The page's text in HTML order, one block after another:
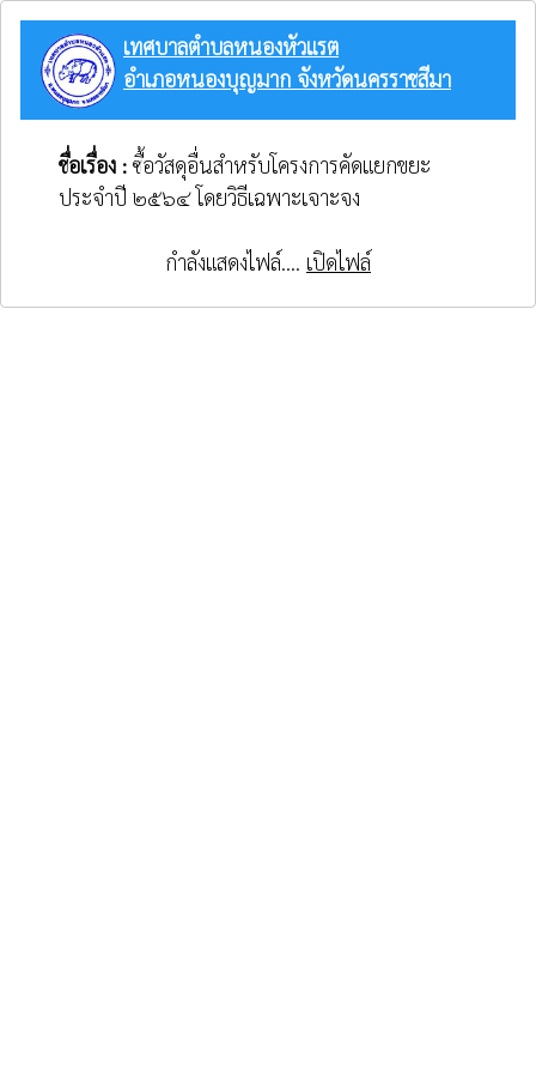
เทศบาลตำบลหนองหัวแรต
อำเภอหนองบุญมาก จังหวัดนครราชสีมา
ชื่อเรื่อง : ซื้อวัสดุอื่นสำหรับโครงการคัดแยกขยะ
ประจำปี ๒๕๖๔ โดยวิธีเฉพาะเจาะจง
กำลังแสดงไฟล์.... เปิดไฟล์